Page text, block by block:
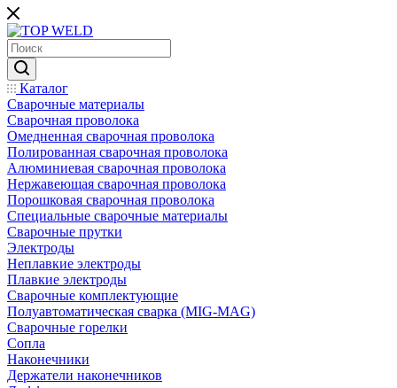
Каталог
Сварочные материалы
Сварочная проволока
Омедненная сварочная проволока
Полированная сварочная проволока
Алюминиевая сварочная проволока
Нержавеющая сварочная проволока
Порошковая сварочная проволока
Специальные сварочные материалы
Сварочные прутки
Электроды
Неплавкие электроды
Плавкие электроды
Сварочные комплектующие
Полуавтоматическая сварка (MIG-MAG)
Сварочные горелки
Сопла
Наконечники
Держатели наконечников